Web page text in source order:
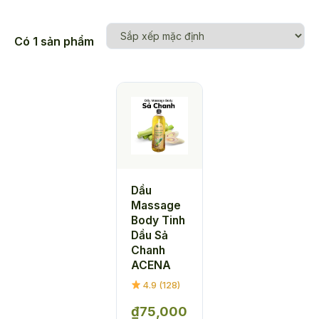
Có 1 sản phẩm
Dầu
Massage
Body Tinh
Dầu Sả
Chanh
ACENA
4.9 (128)
₫75,000